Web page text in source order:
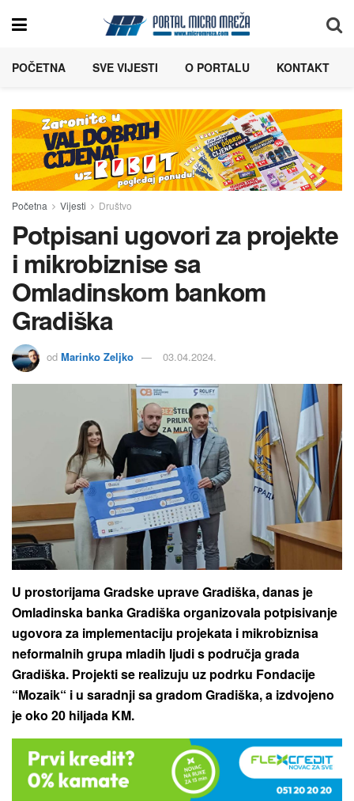
POČETNA SVE VIJESTI O PORTALU KONTAKT
Početna Vijesti Društvo
Potpisani ugovori za projekte
i mikrobiznise sa
Omladinskom bankom
Gradiška
od Marinko Zeljko 03.04.2024.
U prostorijama Gradske uprave Gradiška, danas je
Omladinska banka Gradiška organizovala potpisivanje
ugovora za implementaciju projekata i mikrobiznisa
neformalnih grupa mladih ljudi s područja grada
Gradiška. Projekti se realizuju uz podrku Fondacije
“Mozaik“ i u saradnji sa gradom Gradiška, a izdvojeno
je oko 20 hiljada KM.